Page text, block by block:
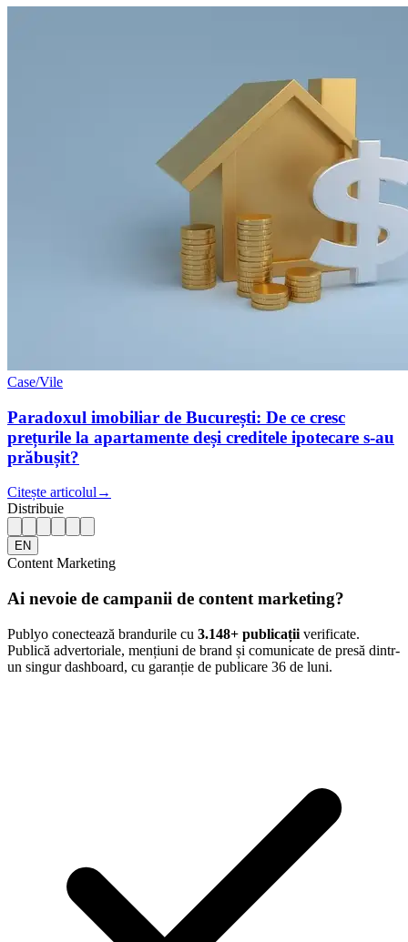
Case/Vile
Paradoxul imobiliar de București: De ce cresc
prețurile la apartamente deși creditele ipotecare s-au
prăbușit?
Citește articolul →
Distribuie
EN
Content Marketing
Ai nevoie de campanii de content marketing?
Publyo conectează brandurile cu 3.148+ publicații verificate.
Publică advertoriale, mențiuni de brand și comunicate de presă dintr-
un singur dashboard, cu garanție de publicare 36 de luni.